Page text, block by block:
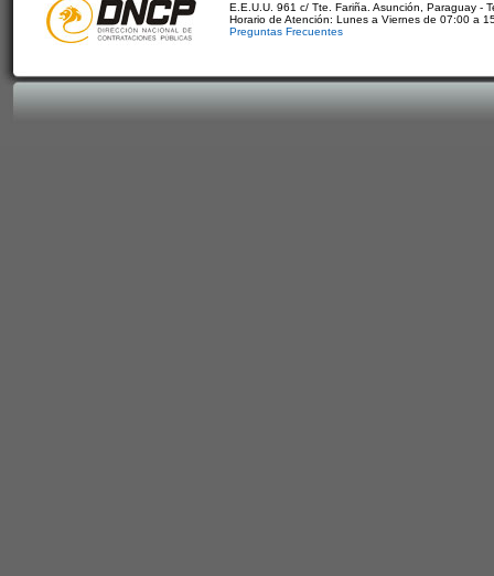
E.E.U.U. 961 c/ Tte. Fariña. Asunción, Paraguay -
Horario de Atención: Lunes a Viernes de 07:00 a
Preguntas Frecuentes